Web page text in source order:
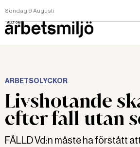
Söndag 9 Augusti
ARBETSOLYCKOR
Livshotande
efter fall utan
FÄLLD Vd:n måste ha förstått